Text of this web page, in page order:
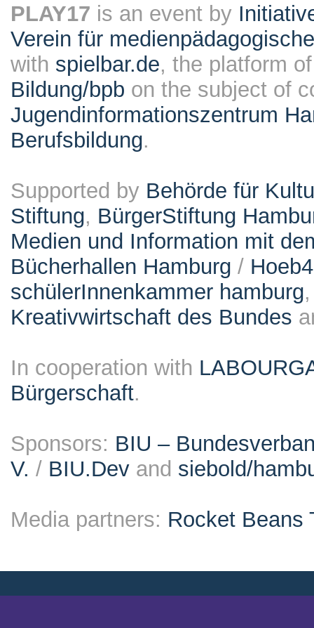
PLAY17 is an event by
Verein für
with spielbar.de, the platform
Bildung/bpb on the subject of
Jugendinformationszentrum
Berufsbildung.
Supported by Behörde für
Stiftung, BürgerStiftung
Medien und Information mit
Bücherhallen Hamburg /
schülerInnenkammer hamburg
Kreativwirtschaft des Bundes
In cooperation with
Bürgerschaft.
Sponsors: BIU –
V. / BIU.Dev and siebold/
Media partners: Rocket Beans